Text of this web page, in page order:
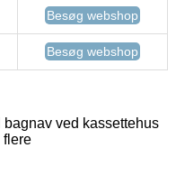
Besøg webshop
Besøg webshop
ved kassettehus
flere